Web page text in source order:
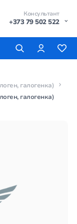
Консультант
+373 79 502 522
галогенка)
галогенка)